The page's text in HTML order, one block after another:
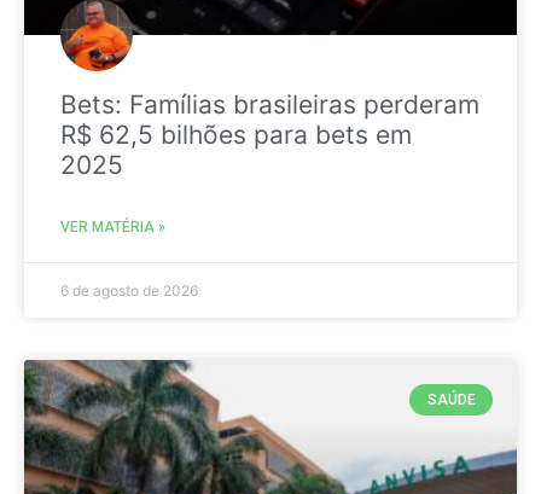
Bets: Famílias brasileiras perderam
R$ 62,5 bilhões para bets em
2025
VER MATÉRIA »
6 de agosto de 2026
SAÚDE